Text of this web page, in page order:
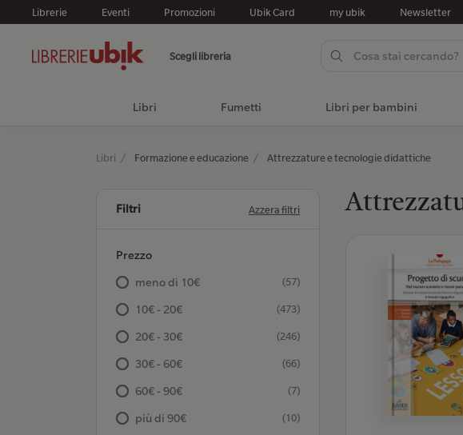
Librerie Eventi Promozioni Ubik Card my ubik Newsletter
Scegli libreria
Libri Fumetti Libri per bambini
Libri Formazione e educazione Attrezzature e tecnologie didattiche
Filtri Azzera filtri
Prezzo
meno di 10€
(57)
10€ - 20€ (473)
20€ - 30€ (246)
30€ - 60€ (66)
60€ - 90€ (7)
più di 90€ (10)